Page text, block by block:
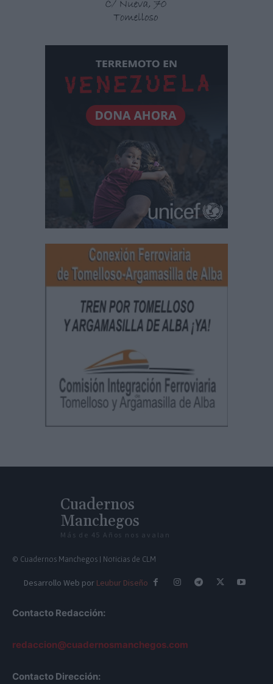
Cuadernos
Manchegos
Más de 45 Años nos avalan
© Cuadernos Manchegos | Noticias de CLM
Desarrollo Web por Leubur Diseño
Contacto Redacción:
redaccion@cuadernosmanchegos.com
Contacto Dirección: